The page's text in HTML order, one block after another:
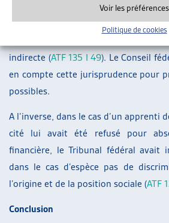
Voir les préférences
Politique de cookies
personne. Il n’y avait dès lors
prépondérant et son refus de
indirecte (ATF 135 I 49). Le Conseil
en compte cette jurisprudence pour
possibles.
A l’inverse, dans le cas d’un apprenti
cité lui avait été refusé pour
financière, le Tribunal fédéral avait
dans le cas d’espèce pas de
l’origine et de la position sociale (ATF
Conclusion